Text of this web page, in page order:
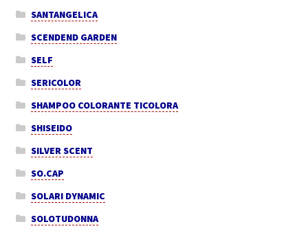
SANTANGELICA
SCENDEND GARDEN
SELF
SERICOLOR
SHAMPOO COLORANTE TICOLORA
SHISEIDO
SILVER SCENT
SO.CAP
SOLARI DYNAMIC
SOLOTUDONNA